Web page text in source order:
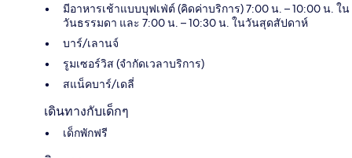
มีอาหารเช้าแบบบุฟเฟ่ต์ (คิดค่าบริการ) 7:00 น. – 10:00 น. ใน
วันธรรมดา และ 7:00 น. – 10:30 น. ในวันสุดสัปดาห์
บาร์/เลานจ์
รูมเซอร์วิส (จำกัดเวลาบริการ)
สแน็คบาร์/เดลี่
เดินทางกับเด็กๆ
เด็กพักฟรี